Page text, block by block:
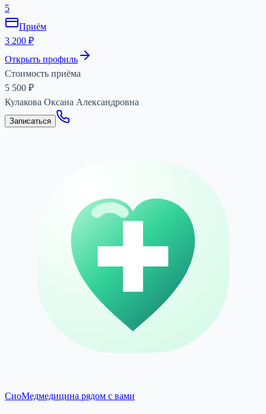
5
Приём
3 200 ₽
Открыть профиль
Стоимость приёма
5 500 ₽
Кулакова Оксана Александровна
Записаться
СиоМедмедицина рядом с вами